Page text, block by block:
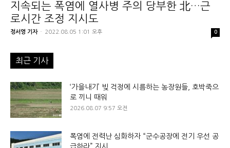
지속되는 폭염에 열사병 주의 당부한 北…근
로시간 조정 지시도
정서영 기자 - 2022.08.05 1:01 오후 0
최근 기사
‘가을내기’ 빚 걱정에 시름하는 농장원들, 호박죽으
로 끼니 때워
2026.08.07 9:57 오전
폭염에 전력난 심화하자 “군수공장에 전기 우선 공
급하라” 지시